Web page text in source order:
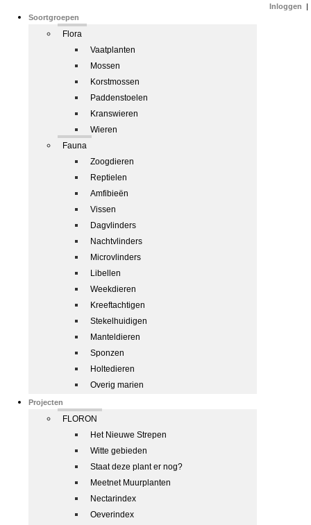
Soortgroepen
Flora
Vaatplanten
Mossen
Korstmossen
Paddenstoelen
Kranswieren
Wieren
Fauna
Zoogdieren
Reptielen
Amfibieën
Vissen
Dagvlinders
Nachtvlinders
Microvlinders
Libellen
Weekdieren
Kreeftachtigen
Stekelhuidigen
Manteldieren
Sponzen
Holtedieren
Overig marien
Projecten
FLORON
Het Nieuwe Strepen
Witte gebieden
Staat deze plant er nog?
Meetnet Muurplanten
Nectarindex
Oeverindex
Inloggen |